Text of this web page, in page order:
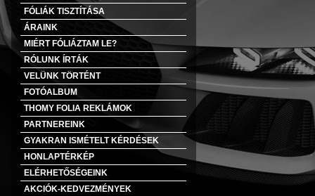
FÓLIÁK TISZTÍTÁSA
ÁRAINK
MIÉRT FÓLIÁZTAM LE?
RÓLUNK ÍRTÁK
VELÜNK TÖRTÉNT
FOTÓALBUM
THOMY FOLIA REKLÁMOK
PARTNEREINK
GYAKRAN ISMÉTELT KÉRDÉSEK
HONLAPTÉRKÉP
ELÉRHETŐSÉGEINK
AKCIÓK-KEDVEZMÉNYEK